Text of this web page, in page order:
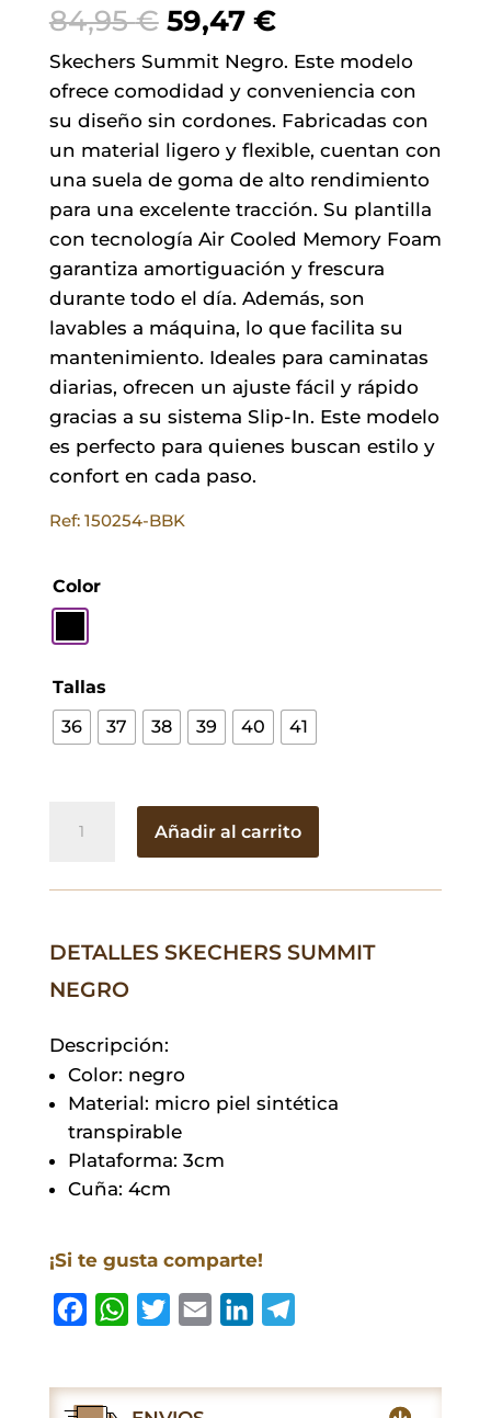
84,95€ El
precio
original
era:
84,95 €.
59,47 €El
precio
actual
es:
59,47 €.
Skechers Summit Negro. Este modelo
ofrece comodidad y conveniencia con
su diseño sin cordones. Fabricadas con
un material ligero y flexible, cuentan con
una suela de goma de alto rendimiento
para una excelente tracción. Su plantilla
con tecnología Air Cooled Memory Foam
garantiza amortiguación y frescura
durante todo el día. Además, son
lavables a máquina, lo que facilita su
mantenimiento. Ideales para caminatas
diarias, ofrecen un ajuste fácil y rápido
gracias a su sistema Slip-In. Este modelo
es perfecto para quienes buscan estilo y
confort en cada paso.
Ref: 150254-BBK
Color
Tallas
36
37 38 39 40 41
Añadir al carrito
DETALLES SKECHERS SUMMIT
NEGRO
Descripción:
Color: negro
Material: micro piel sintética
transpirable
Plataforma: 3cm
Cuña: 4cm
¡Si te gusta comparte!
e
W
t
t